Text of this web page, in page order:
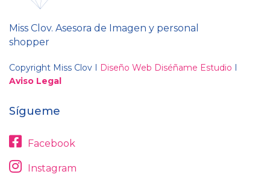
Miss Clov. Asesora de Imagen y personal
shopper
Copyright Miss Clov I Diseño Web Diséñame Estudio I
Aviso Legal
Sígueme
Facebook
Instagram